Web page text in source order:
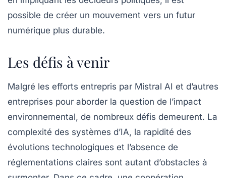
possible de créer un mouvement vers un futur
numérique plus durable.
Les défis à venir
Malgré les efforts entrepris par Mistral AI et d’autres
entreprises pour aborder la question de l’impact
environnemental, de nombreux défis demeurent. La
complexité des systèmes d’IA, la rapidité des
évolutions technologiques et l’absence de
réglementations claires sont autant d’obstacles à